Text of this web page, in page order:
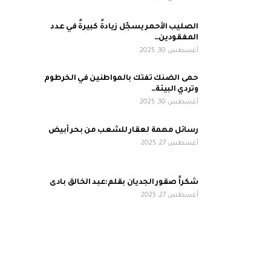
الصليب الأحمر يسجّل زيادةً كبيرةً في عدد
المفقودين…
أغسطس 30, 2025
حمى الضنك تفتك بالمواطنين في الخرطوم
وتردي البيئة…
أغسطس 30, 2025
رسائل مهمة لعقار للشعب من بحر أبيض
أغسطس 27, 2025
شكراً صقور الجديان بقلم:عبد الخالق بادى
أغسطس 27, 2025